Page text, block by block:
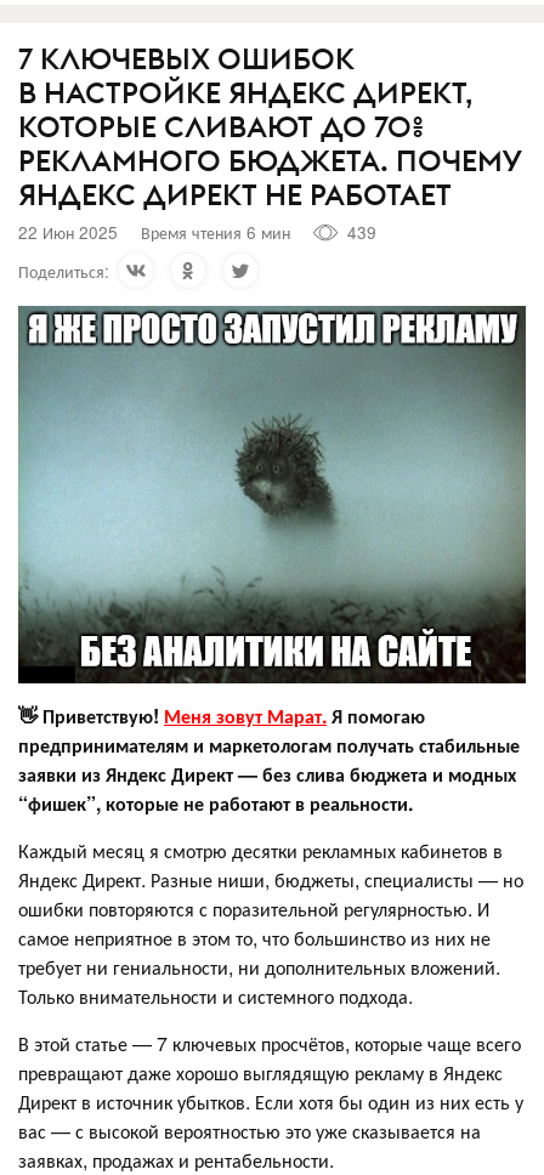
7 КЛЮЧЕВЫХ ОШИБОК
В НАСТРОЙКЕ ЯНДЕКС ДИРЕКТ,
КОТОРЫЕ СЛИВАЮТ ДО 70%
РЕКЛАМНОГО БЮДЖЕТА. ПОЧЕМУ
ЯНДЕКС ДИРЕКТ НЕ РАБОТАЕТ
22 Июн 2025 Время чтения 6 мин
439
Поделиться:
👋 Приветствую! Меня зовут Марат.Я помогаю
предпринимателям и маркетологам получать стабильные
заявки из Яндекс Директ — без слива бюджета и модных
“фишек”, которые не работают в реальности.
Каждый месяц я смотрю десятки рекламных кабинетов в
Яндекс Директ. Разные ниши, бюджеты, специалисты — но
ошибки повторяются с поразительной регулярностью. И
самое неприятное в этом то, что большинство из них не
требует ни гениальности, ни дополнительных вложений.
Только внимательности и системного подхода.
В этой статье — 7 ключевых просчётов, которые чаще всего
превращают даже хорошо выглядящую рекламу в Яндекс
Директ в источник убытков. Если хотя бы один из них есть у
вас — с высокой вероятностью это уже сказывается на
заявках, продажах и рентабельности.